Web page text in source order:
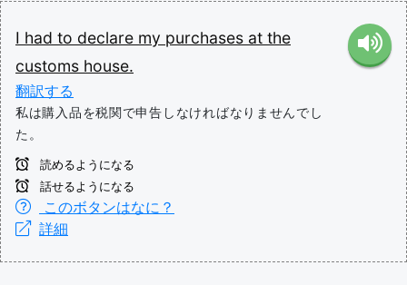
I had to declare my purchases at the
customs house.
翻訳する
私は購入品を税関で申告しなければなりませんでし
た。
読めるようになる
話せるようになる
このボタンはなに？
詳細